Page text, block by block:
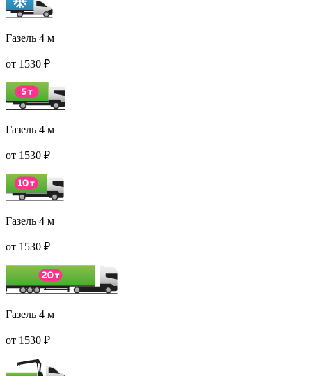
Газель 4 м
от 1530 ₽
Газель 4 м
от 1530 ₽
Газель 4 м
от 1530 ₽
Газель 4 м
от 1530 ₽